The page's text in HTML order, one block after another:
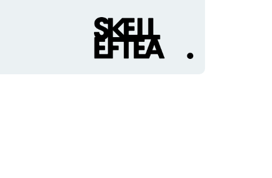
Organisationens
logotyp